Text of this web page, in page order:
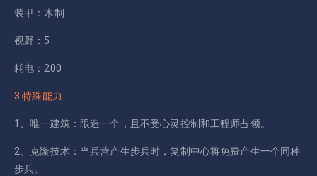
装甲：木制
视野：5
耗电：200
3.特殊能力
1、唯一建筑：限造一个，且不受心灵控制和工程师占领。
2、克隆技术：当兵营产生步兵时，复制中心将免费产生一个同种
步兵。